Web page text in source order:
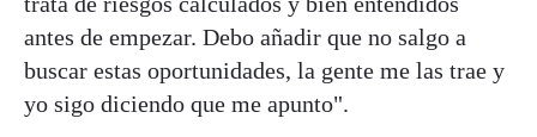
antes de empezar. Debo añadir que no salgo a
buscar estas oportunidades, la gente me las trae y
yo sigo diciendo que me apunto".